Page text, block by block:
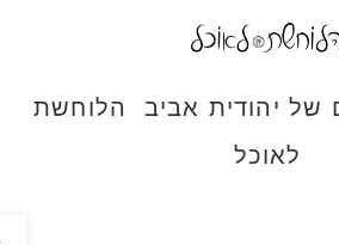
יהודית אביב הלוחשת
לאוכל